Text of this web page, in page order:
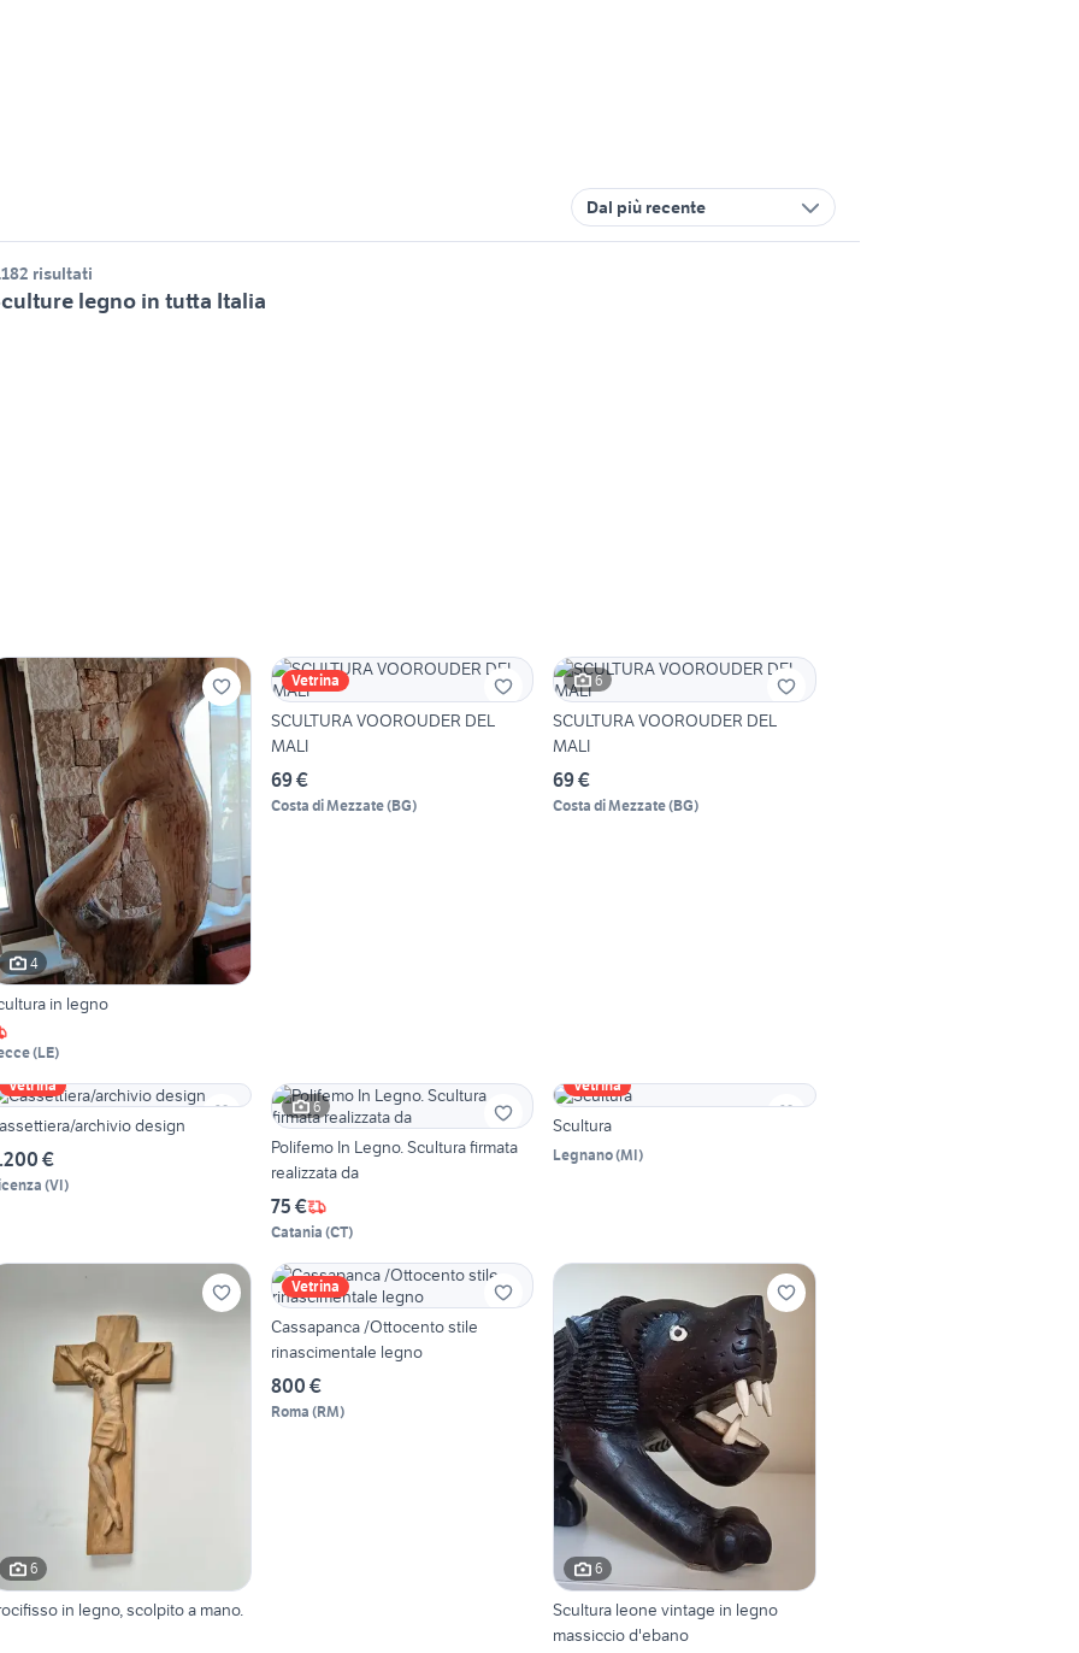
Dal più recente
risultati
legno in tutta Italia
4
in legno
(LE)
Vetrina
SCULTURA VOOROUDER DEL
MALI
69 €
Costa di Mezzate(BG)
6
SCULTURA VOOROUDER DEL
MALI
69 €
Costa di Mezzate(BG)
Vetrina
archivio design
€
(VI)
6
Polifemo In Legno. Scultura firmata
realizzata da
75 €
Catania (CT)
Vetrina
Scultura
Legnano(MI)
6
in legno, scolpito a mano.
Vetrina
Cassapanca /Ottocento stile
rinascimentale legno
800 €
Roma (RM)
6
Scultura leone vintage in legno
massiccio d'ebano